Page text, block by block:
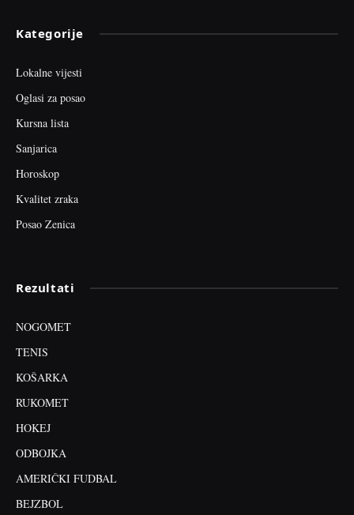
Kategorije
Lokalne vijesti
Oglasi za posao
Kursna lista
Sanjarica
Horoskop
Kvalitet zraka
Posao Zenica
Rezultati
NOGOMET
TENIS
KOŠARKA
RUKOMET
HOKEJ
ODBOJKA
AMERIČKI FUDBAL
BEJZBOL